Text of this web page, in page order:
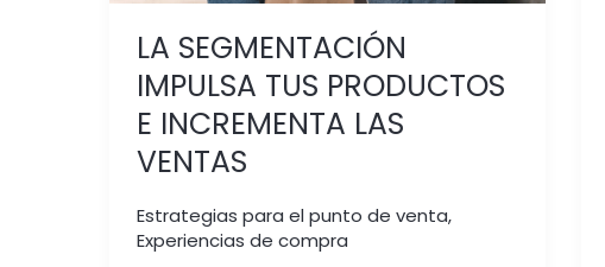
LA SEGMENTACIÓN
IMPULSA TUS PRODUCTOS
E INCREMENTA LAS
VENTAS
Estrategias para el punto de venta,
Experiencias de compra